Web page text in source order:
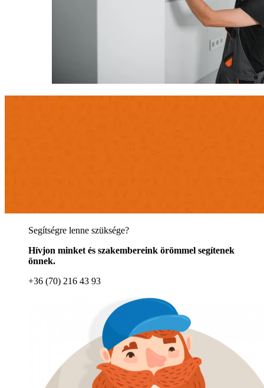
Segítségre lenne szüksége?
Hívjon minket és szakembereink örömmel segítenek
önnek.
+36 (70) 216 43 93